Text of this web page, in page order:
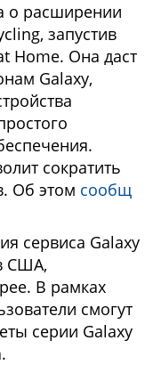
о расширении
запустив
Home. Она даст
Galaxy,
сократить
Об этом сообщ
сервиса Galaxy
США,
В рамках
смогут
серии Galaxy